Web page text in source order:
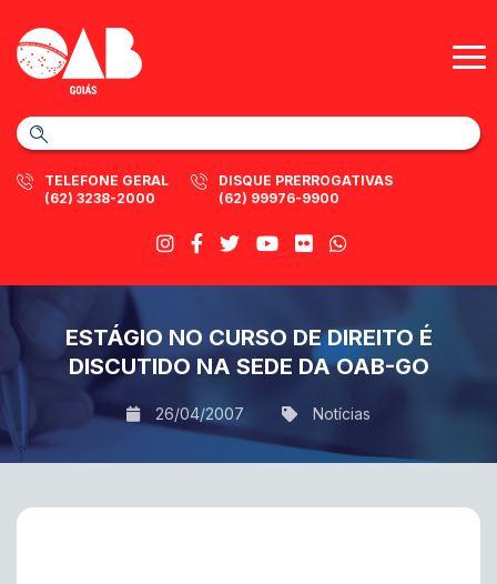
TELEFONE GERAL
(62) 3238-2000
DISQUE PRERROGATIVAS
(62) 99976-9900
ESTÁGIO NO CURSO DE DIREITO É
DISCUTIDO NA SEDE DA OAB-GO
26/04/2007 Notícias